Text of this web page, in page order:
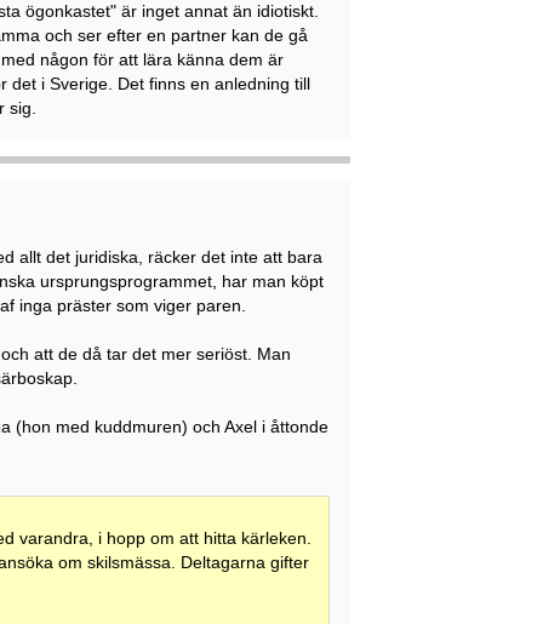
ögonkastet" är inget annat än idiotiskt.
och ser efter en partner kan de gå
någon för att lära känna dem är
det i Sverige. Det finns en anledning till
sig.
allt det juridiska, räcker det inte att bara
ursprungsprogrammet, har man köpt
inga präster som viger paren.
att de då tar det mer seriöst. Man
(hon med kuddmuren) och Axel i åttonde
varandra, i hopp om att hitta kärleken.
om skilsmässa. Deltagarna gifter